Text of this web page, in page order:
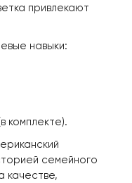
привлекают
навыки:
комплекте).
семейного
качестве,